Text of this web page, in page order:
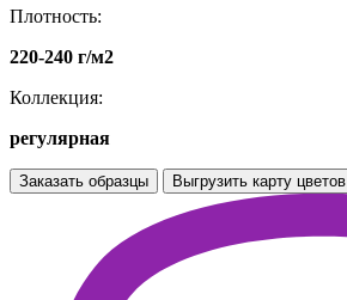
Плотность:
220-240 г/м2
Коллекция:
регулярная
Заказать образцы Выгрузить карту цветов